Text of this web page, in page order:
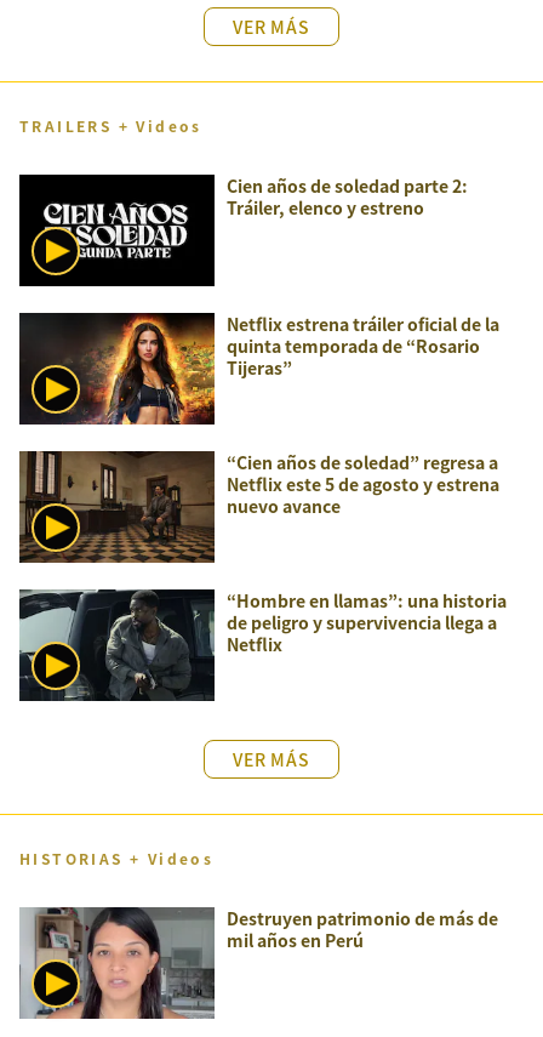
VER MÁS
TRAILERS + Videos
Cien años de soledad parte 2:
Tráiler, elenco y estreno
Netflix estrena tráiler oficial de la
quinta temporada de “Rosario
Tijeras”
“Cien años de soledad” regresa a
Netflix este 5 de agosto y estrena
nuevo avance
“Hombre en llamas”: una historia
de peligro y supervivencia llega a
Netflix
VER MÁS
HISTORIAS + Videos
Destruyen patrimonio de más de
mil años en Perú